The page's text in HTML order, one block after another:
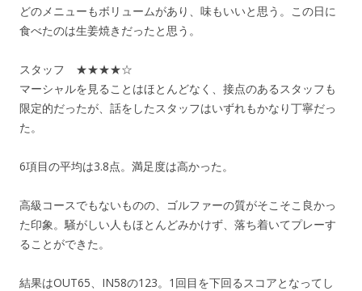
どのメニューもボリュームがあり、味もいいと思う。この日に
食べたのは生姜焼きだったと思う。
スタッフ ★★★★☆
マーシャルを見ることはほとんどなく、接点のあるスタッフも
限定的だったが、話をしたスタッフはいずれもかなり丁寧だっ
た。
6項目の平均は3.8点。満足度は高かった。
高級コースでもないものの、ゴルファーの質がそこそこ良かっ
た印象。騒がしい人もほとんどみかけず、落ち着いてプレーす
ることができた。
結果はOUT65、IN58の123。1回目を下回るスコアとなってし